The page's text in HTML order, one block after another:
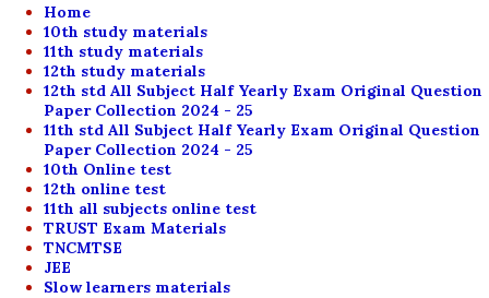
Home
10th study materials
11th study materials
12th study materials
12th std All Subject Half Yearly Exam Original Question
Paper Collection 2024 - 25
11th std All Subject Half Yearly Exam Original Question
Paper Collection 2024 - 25
10th Online test
12th online test
11th all subjects online test
TRUST Exam Materials
TNCMTSE
JEE
Slow learners materials